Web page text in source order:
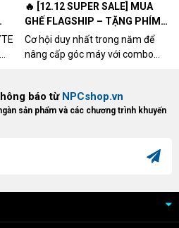
🔥 [12.12 SUPER SALE] MUA
GHẾ FLAGSHIP – TẶNG PHÍM
CƠ XỊN
Cơ hội duy nhất trong năm để
nâng cấp góc máy với combo
dòng ghế Gaming cao cấp nhất,
bạn sẽ nhận ngay quà tặng trị giá
báo từ NPCshop.vn
sản phẩm và các chương trình khuyến